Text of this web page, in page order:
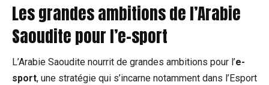
Les grandes ambitions de l’Arabie
Saoudite pour l’e-sport
L’Arabie Saoudite nourrit de grandes ambitions pour l’e-
sport, une stratégie qui s’incarne notamment dans l’Esport